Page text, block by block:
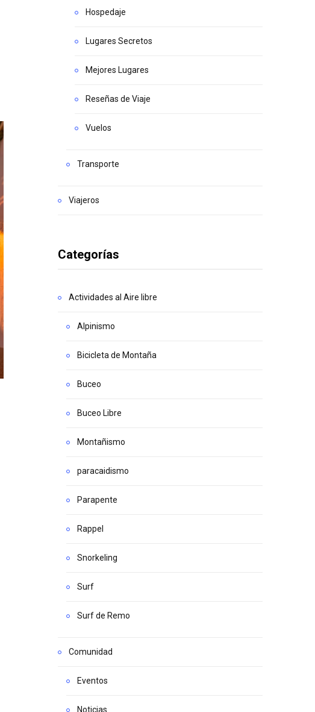
Hospedaje
Lugares Secretos
Mejores Lugares
Reseñas de Viaje
Vuelos
Transporte
Viajeros
Categorías
Actividades al Aire libre
Alpinismo
Bicicleta de Montaña
Buceo
Buceo Libre
Montañismo
paracaidismo
Parapente
Rappel
Snorkeling
Surf
Surf de Remo
Comunidad
Eventos
Noticias